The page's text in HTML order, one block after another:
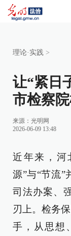
理论·实践 >
让“紧日
市检察
来源： 光明网
2026-06-09 13:48
近年来，河
源”与“节流”
司法办案、
刃上。检务
手，从思想